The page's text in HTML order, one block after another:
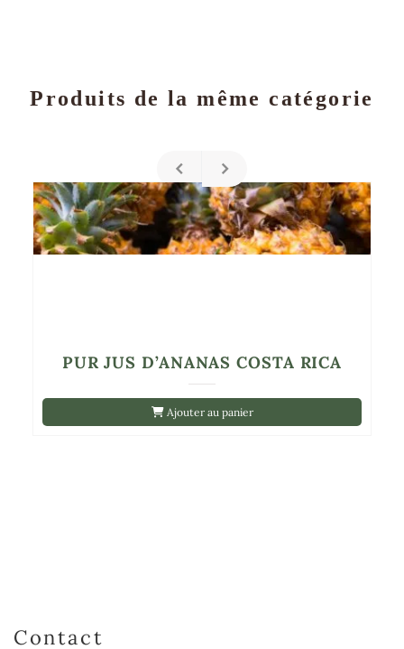
Produits de la même catégorie
Ajouter au panier
PUR JUS D’ANANAS COSTA RICA
Contact